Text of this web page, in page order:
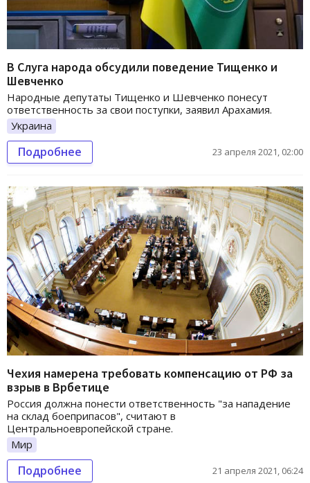
В Слуга народа обсудили поведение Тищенко и
Шевченко
Народные депутаты Тищенко и Шевченко понесут
ответственность за свои поступки, заявил Арахамия.
Украина
Подробнее 23 апреля 2021, 02:00
Чехия намерена требовать компенсацию от РФ за
взрыв в Врбетице
Россия должна понести ответственность "за нападение
на склад боеприпасов", считают в
Центральноевропейской стране.
Мир
Подробнее 21 апреля 2021, 06:24